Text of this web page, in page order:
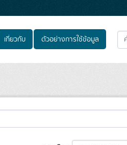
เกี่ยวกับ ตัวอย่างการใช้ข้อมูล